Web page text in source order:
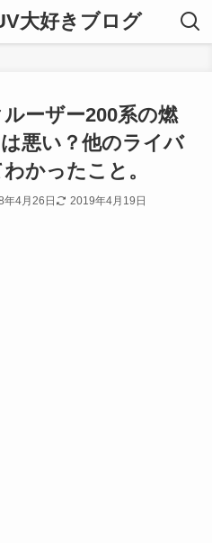
大好きブログ
ーザー200系の燃
悪い？他のライバ
かったこと。
年4月26日 2019年4月19日